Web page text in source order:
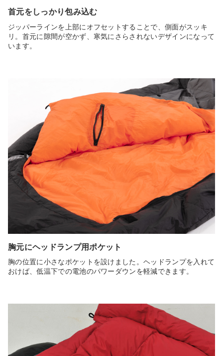
首元をしっかり包み込む
ジッパーラインを上部にオフセットすることで、側面がスッキ
リ。首元に隙間が空かず、寒気にさらされないデザインになって
います。
胸元にヘッドランプ用ポケット
胸の位置に小さなポケットを設けました。ヘッドランプを入れて
おけば、低温下での電池のパワーダウンを軽減できます。